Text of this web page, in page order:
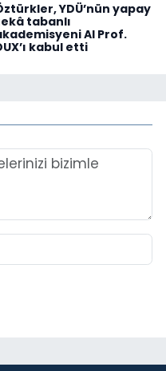
YDÜ’nün yapay
tabanlı
AI Prof.
kabul etti